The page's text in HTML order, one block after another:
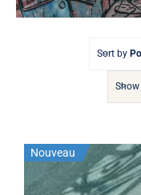
Sort by
Show
Nouveau